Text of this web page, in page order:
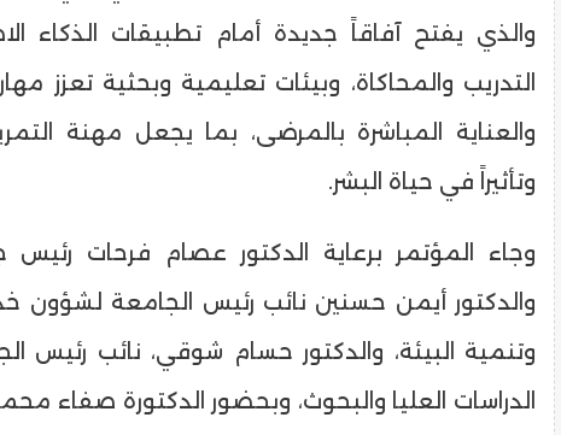
والذي يفتح آفاقاً جديدة أمام تطبيقات الذكاء
التدريب والمحاكاة، وبيئات تعليمية وبحثية تعزز
والعناية المباشرة بالمرضى، بما يجعل مهنة
وتأثيراً في حياة البشر.
وجاء المؤتمر برعاية الدكتور عصام فرحات رئيس
والدكتور أيمن حسنين نائب رئيس الجامعة لشؤون
وتنمية البيئة، والدكتور حسام شوقي، نائب رئيس
الدراسات العليا والبحوث، وبحضور الدكتورة صفاء